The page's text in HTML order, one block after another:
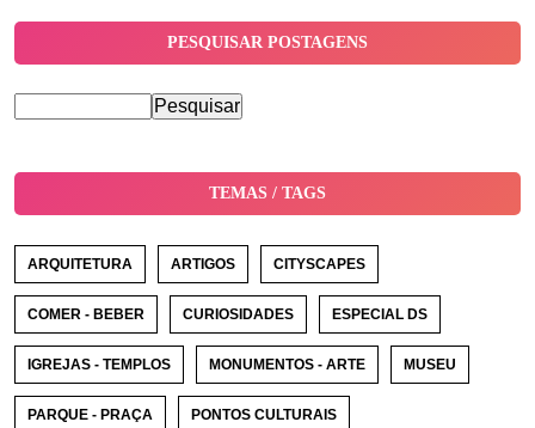
PESQUISAR POSTAGENS
TEMAS / TAGS
ARQUITETURA ARTIGOS CITYSCAPES
COMER - BEBER CURIOSIDADES ESPECIAL DS
IGREJAS - TEMPLOS MONUMENTOS - ARTE MUSEU
PARQUE - PRAÇA PONTOS CULTURAIS